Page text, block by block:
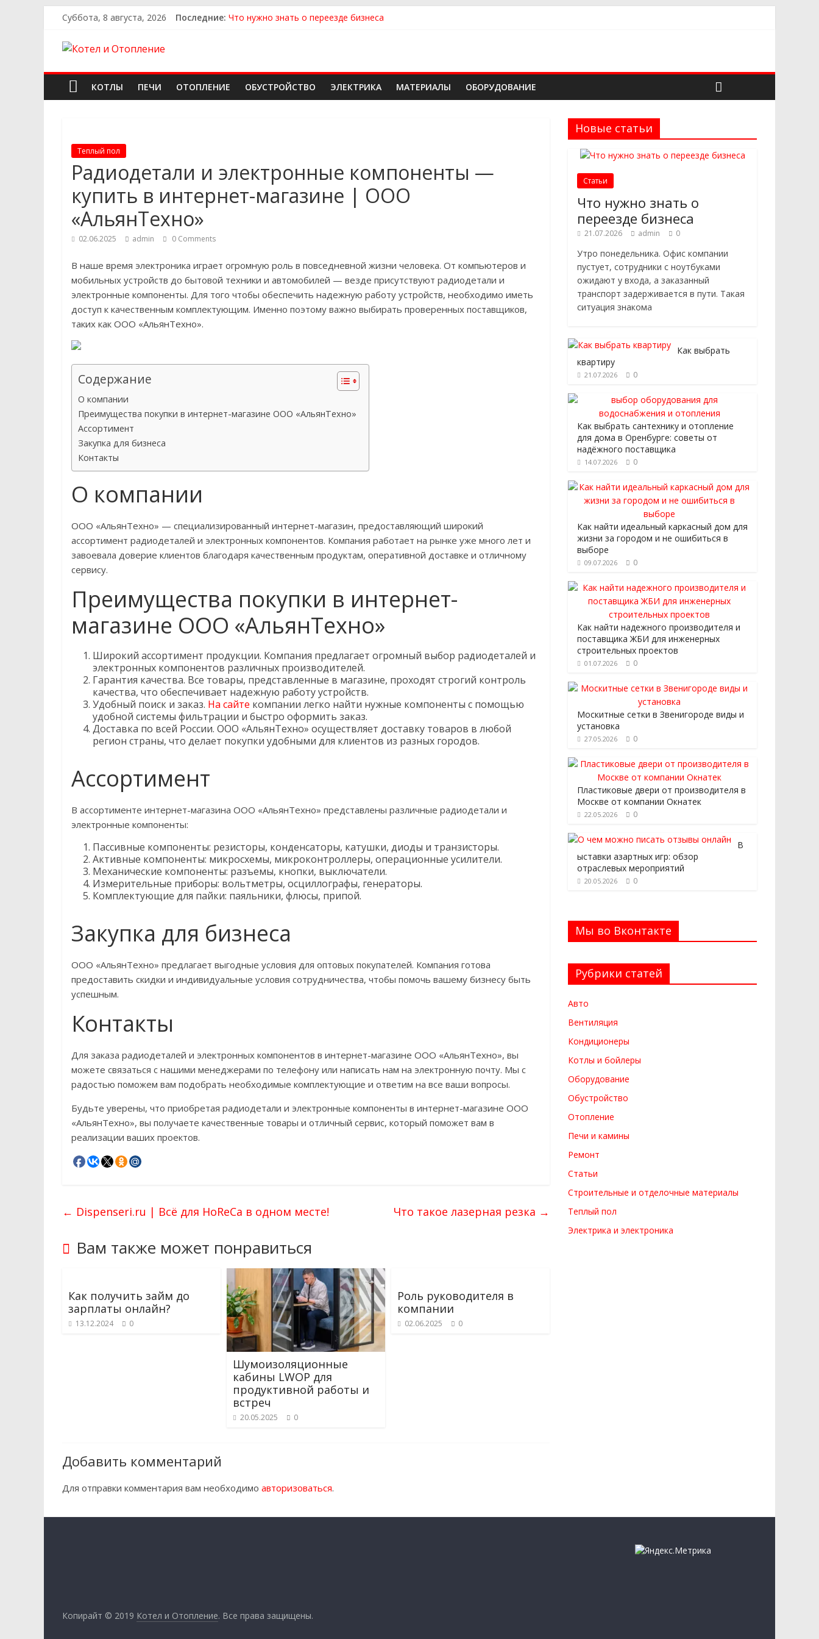
Суббота, 8 августа, 2026 Последние: Что нужно знать о переезде бизнеса
Как найти надежного производителя и поставщика ЖБИ для инженерных строительных проектов
КОТЛЫ
ПЕЧИ ОТОПЛЕНИЕ ОБУСТРОЙСТВО ЭЛЕКТРИКА МАТЕРИАЛЫ ОБОРУДОВАНИЕ
Теплый пол
Радиодетали и электронные компоненты —
купить в интернет-магазине | OOO
«АльянТехно»
02.06.2025 admin 0 Comments
В наше время электроника играет огромную роль в повседневной жизни человека. От компьютеров и
мобильных устройств до бытовой техники и автомобилей — везде присутствуют радиодетали и
электронные компоненты. Для того чтобы обеспечить надежную работу устройств, необходимо иметь
доступ к качественным комплектующим. Именно поэтому важно выбирать проверенных поставщиков,
таких как OOO «АльянТехно».
Содержание
О компании
Преимущества покупки в интернет-магазине OOO «АльянТехно»
Ассортимент
Закупка для бизнеса
Контакты
О компании
OOO «АльянТехно» — специализированный интернет-магазин, предоставляющий широкий
ассортимент радиодеталей и электронных компонентов. Компания работает на рынке уже много лет и
завоевала доверие клиентов благодаря качественным продуктам, оперативной доставке и отличному
сервису.
Преимущества покупки в интернет-
магазине OOO «АльянТехно»
Широкий ассортимент продукции. Компания предлагает огромный выбор радиодеталей и
электронных компонентов различных производителей.
Гарантия качества. Все товары, представленные в магазине, проходят строгий контроль
качества, что обеспечивает надежную работу устройств.
Удобный поиск и заказ. На сайте компании легко найти нужные компоненты с помощью
удобной системы фильтрации и быстро оформить заказ.
Доставка по всей России. OOO «АльянТехно» осуществляет доставку товаров в любой
регион страны, что делает покупки удобными для клиентов из разных городов.
Ассортимент
В ассортименте интернет-магазина OOO «АльянТехно» представлены различные радиодетали и
электронные компоненты:
Пассивные компоненты: резисторы, конденсаторы, катушки, диоды и транзисторы.
Активные компоненты: микросхемы, микроконтроллеры, операционные усилители.
Механические компоненты: разъемы, кнопки, выключатели.
Измерительные приборы: вольтметры, осциллографы, генераторы.
Комплектующие для пайки: паяльники, флюсы, припой.
Закупка для бизнеса
OOO «АльянТехно» предлагает выгодные условия для оптовых покупателей. Компания готова
предоставить скидки и индивидуальные условия сотрудничества, чтобы помочь вашему бизнесу быть
успешным.
Контакты
Для заказа радиодеталей и электронных компонентов в интернет-магазине OOO «АльянТехно», вы
можете связаться с нашими менеджерами по телефону или написать нам на электронную почту. Мы с
радостью поможем вам подобрать необходимые комплектующие и ответим на все ваши вопросы.
Будьте уверены, что приобретая радиодетали и электронные компоненты в интернет-магазине OOO
«АльянТехно», вы получаете качественные товары и отличный сервис, который поможет вам в
реализации ваших проектов.
← Dispenseri.ru | Всё для HoReCa в одном месте! Что такое лазерная резка →
Вам также может понравиться
Как получить займ до
зарплаты онлайн?
13.12.2024 0
Шумоизоляционные
кабины LWOP для
продуктивной работы и
встреч
20.05.2025 0
Роль руководителя в
компании
02.06.2025 0
Добавить комментарий
Для отправки комментария вам необходимо авторизоваться.
Новые статьи
Статьи
Что нужно знать о
переезде бизнеса
21.07.2026 admin 0
Утро понедельника. Офис компании
пустует, сотрудники с ноутбуками
ожидают у входа, а заказанный
транспорт задерживается в пути. Такая
ситуация знакома
Как выбрать
квартиру
21.07.2026 0
Как выбрать сантехнику и отопление
для дома в Оренбурге: советы от
надёжного поставщика
14.07.2026 0
Как найти идеальный каркасный дом для
жизни за городом и не ошибиться в
выборе
09.07.2026 0
Как найти надежного производителя и
поставщика ЖБИ для инженерных
строительных проектов
01.07.2026 0
Москитные сетки в Звенигороде виды и
установка
27.05.2026 0
Пластиковые двери от производителя в
Москве от компании Окнатек
22.05.2026 0
В
ыставки азартных игр: обзор
отраслевых мероприятий
20.05.2026 0
Мы во Вконтакте
Рубрики статей
Авто
Вентиляция
Кондиционеры
Котлы и бойлеры
Оборудование
Обустройство
Отопление
Печи и камины
Ремонт
Статьи
Строительные и отделочные материалы
Теплый пол
Электрика и электроника
Копирайт © 2019 Котел и Отопление. Все права защищены.